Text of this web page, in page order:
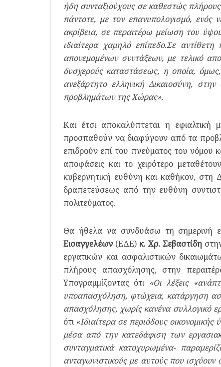
ήδη συνταξιούχους σε καθεστώς
πάντοτε, με τον επανυπολογισμό,
ακρίβεια, σε περαιτέρω μείωση του
ιδιαίτερα χαμηλό επίπεδο.Σε
απονεμομένων συντάξεων, με τελικό
δυσχερούς καταστάσεως, η οποία,
ανεξάρτητο ελληνική Δικαιοσύνη,
προβλημάτων της Χώρας».
Και έτσι αποκαλύπτεται η
προσπαθούν να διαφύγουν από τα
επιδρούν επί του πνεύματος του νόμου
αποφάσεις και το χειρότερο
κυβερνητική ευθύνη και καθήκον, στη
δραπετεύσεως από την ευθύνη
πολιτεύματος.
Θα ήθελα να συνδυάσω τη σημερινή
Εισαγγελέων(ΕΔΕ) κ. Χρ. Σεβαστίδη
εργατικών και ασφαλιστικών
πλήρους απασχόλησης, στην
Υπογραμμίζοντας ότι «Οι λέξεις
υποαπασχόληση, φτώχεια, κατάργηση
απασχόλησης, χωρίς κανένα συλλογικό
ότι «Ιδιαίτερα σε περιόδους
μέσα από την κατεδάφιση των
συνταγματικά κατοχυρωμένα-
ανταγωνιστικούς με αυτούς που ισχύουν